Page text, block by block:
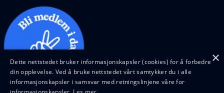
×
Dette nettstedet bruker informasjonskapsler (cookies) for å forbedre
din opplevelse. Ved å bruke nettstedet vårt samtykker du i alle
informasjonskapsler i samsvar med retningslinjene våre for